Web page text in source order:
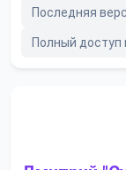
Последняя
Полный доступ